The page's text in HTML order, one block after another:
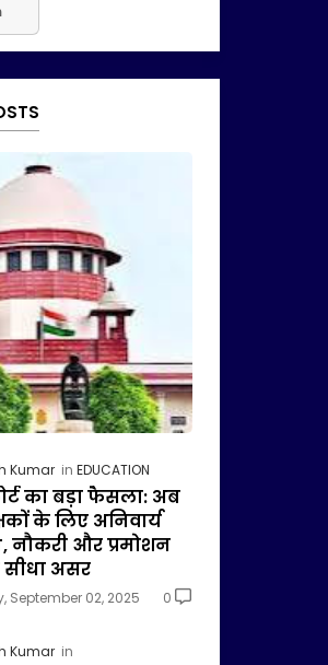
Kumar EDUCATION
का बड़ा फैसला: अब
के लिए अनिवार्य
नौकरी और प्रमोशन
सीधा असर
September 02, 2025 0
Kumar